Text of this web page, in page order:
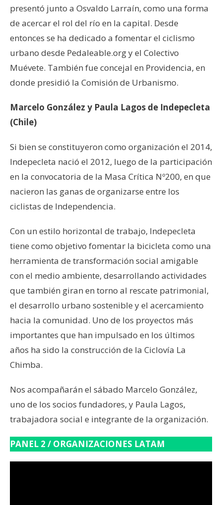
presentó junto a Osvaldo Larraín, como una forma
de acercar el rol del río en la capital. Desde
entonces se ha dedicado a fomentar el ciclismo
urbano desde Pedaleable.org y el Colectivo
Muévete. También fue concejal en Providencia, en
donde presidió la Comisión de Urbanismo.
Marcelo González y Paula Lagos de Indepecleta
(Chile)
Si bien se constituyeron como organización el 2014,
Indepecleta nació el 2012, luego de la participación
en la convocatoria de la Masa Crítica Nº200, en que
nacieron las ganas de organizarse entre los
ciclistas de Independencia.
Con un estilo horizontal de trabajo, Indepecleta
tiene como objetivo fomentar la bicicleta como una
herramienta de transformación social amigable
con el medio ambiente, desarrollando actividades
que también giran en torno al rescate patrimonial,
el desarrollo urbano sostenible y el acercamiento
hacia la comunidad. Uno de los proyectos más
importantes que han impulsado en los últimos
años ha sido la construcción de la Ciclovía La
Chimba.
Nos acompañarán el sábado Marcelo González,
uno de los socios fundadores, y Paula Lagos,
trabajadora social e integrante de la organización.
PANEL 2 / ORGANIZACIONES LATAM